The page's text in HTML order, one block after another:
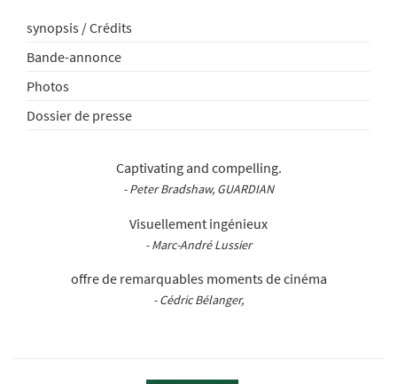
synopsis / Crédits
Bande-annonce
Photos
Dossier de presse
Captivating and compelling.
- Peter Bradshaw, GUARDIAN
Visuellement ingénieux
- Marc-André Lussier
offre de remarquables moments de cinéma
- Cédric Bélanger,